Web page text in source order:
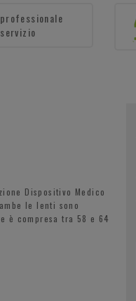
Dispositivo Medico
le lenti sono
è compresa tra 58 e 64